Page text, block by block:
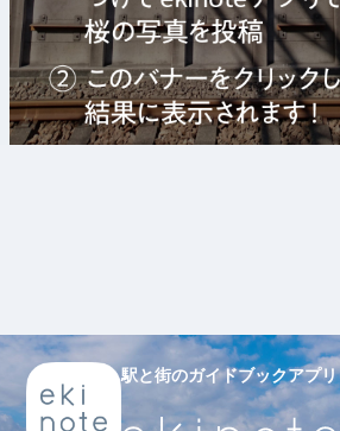
駅と街のガイドブックアプリ